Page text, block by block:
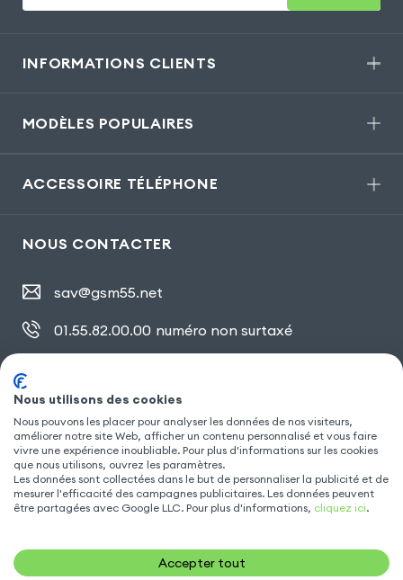
INFORMATIONS CLIENTS
MODÈLES POPULAIRES
ACCESSOIRE TÉLÉPHONE
NOUS CONTACTER
sav@gsm55.net
01.55.82.00.00 numéro non surtaxé
SUIVEZ NOUS
Nous utilisons des cookies
Nous pouvons les placer pour analyser les données de nos visiteurs,
améliorer notre site Web, afficher un contenu personnalisé et vous faire
vivre une expérience inoubliable. Pour plus d'informations sur les cookies
que nous utilisons, ouvrez les paramètres.
Les données sont collectées dans le but de personnaliser la publicité et de
mesurer l'efficacité des campagnes publicitaires. Les données peuvent
être partagées avec Google LLC. Pour plus d'informations, cliquez ici.
Accepter tout